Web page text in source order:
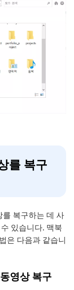
를 복구
복구하는 데 사
있습니다. 맥북
은 다음과 같습니
영상 복구